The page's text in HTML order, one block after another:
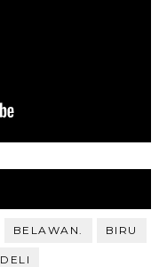
BELAWAN. BIRU
DELI